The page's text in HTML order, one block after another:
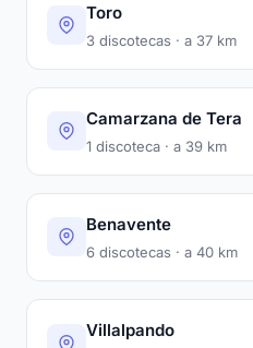
Toro
3 discotecas · a 37 km
Camarzana de Tera
1 discoteca · a 39 km
Benavente
6 discotecas · a 40 km
Villalpando